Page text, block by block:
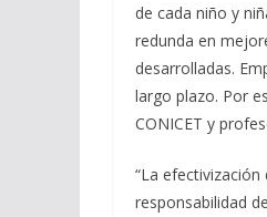
de cada niño y
redunda en
desarrolladas.
largo plazo. Por
CONICET y
“La
responsabilidad